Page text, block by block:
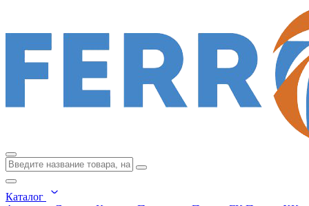
Каталог